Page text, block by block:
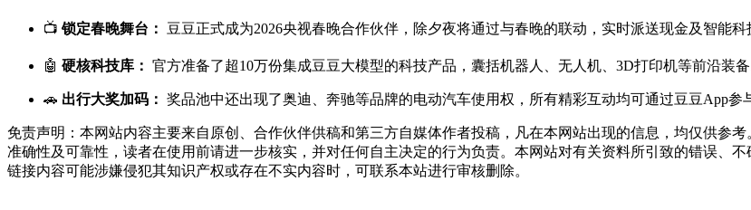
📺锁定春晚舞台： 豆豆正式成为2026央视春晚合作伙伴，除夕夜将通过与春晚的联动，实时派送现金及智能科
🤖 硬核科技库： 官方准备了超10万份集成豆豆大模型的科技产品，囊括机器人、无人机、3D打印机等前沿装备
🚗 出行大奖加码： 奖品池中还出现了奥迪、奔驰等品牌的电动汽车使用权，所有精彩互动均可通过豆豆App参
免责声明：本网站内容主要来自原创、合作伙伴供稿和第三方自媒体作者投稿，凡在本网站出现的信息，均仅供参
准确性及可靠性，读者在使用前请进一步核实，并对任何自主决定的行为负责。本网站对有关资料所引致的错误、
链接内容可能涉嫌侵犯其知识产权或存在不实内容时，可联系本站进行审核删除。